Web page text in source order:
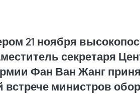
21 ноября
секретаря
Фан Ван Жанг
министров